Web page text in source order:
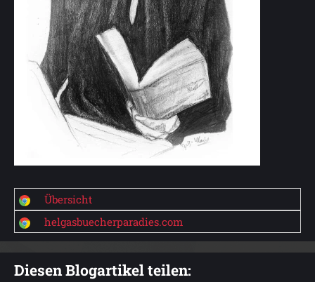
Übersicht
helgasbuecherparadies.com
Diesen Blogartikel teilen: